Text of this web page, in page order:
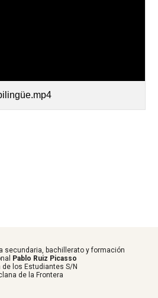
secundaria, bachillerato y formación
Pablo Ruiz Picasso
de los Estudiantes S/N
de la Frontera